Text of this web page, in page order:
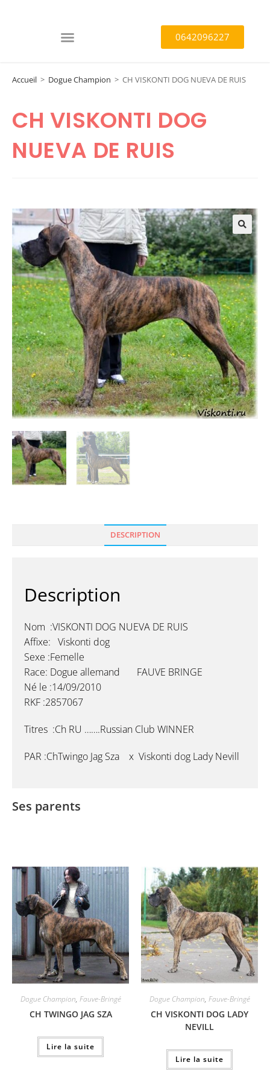
0642096227
Accueil > Dogue Champion > CH VISKONTI DOG NUEVA DE RUIS
CH VISKONTI DOG
NUEVA DE RUIS
🔍
DESCRIPTION
Description
Nom :VISKONTI DOG NUEVA DE RUIS
Affixe: Viskonti dog
Sexe :Femelle
Race: Dogue allemand FAUVE BRINGE
Né le :14/09/2010
RKF :2857067
Titres :Ch RU …….Russian Club WINNER
PAR :ChTwingo Jag Sza x Viskonti dog Lady Nevill
Ses parents
Dogue Champion, Fauve-Bringé
CH TWINGO JAG SZA
Lire la suite
Dogue Champion, Fauve-Bringé
CH VISKONTI DOG LADY
NEVILL
Lire la suite